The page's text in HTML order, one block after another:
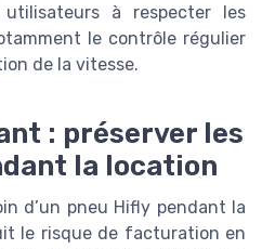
à respecter les
le contrôle régulier
de la vitesse.
: préserver les
la location
d’un pneu Hifly pendant la
le risque de facturation en